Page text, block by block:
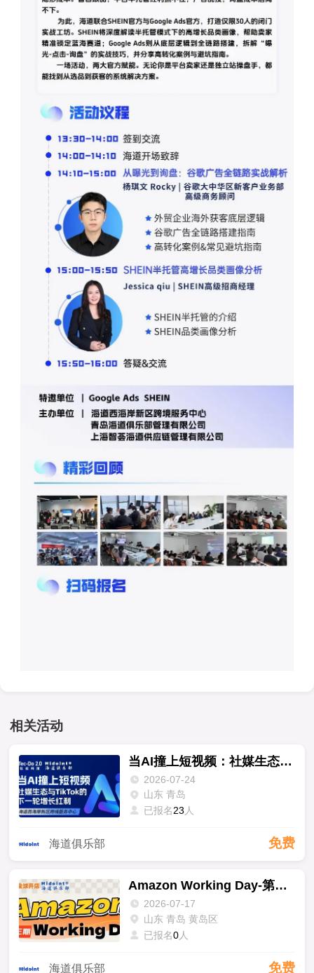
相关活动
当AI撞上短视频：社媒生态与TikTok的下一轮增长红利
2026-07-24
山东 青岛
已报名23 人
海道俱乐部 免费
Amazon Working Day-第二十三期
2026-07-17
山东 青岛 黄岛区
已报名0人
海道俱乐部 免费